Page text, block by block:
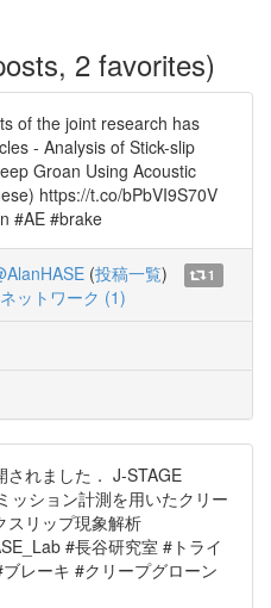
2 favorites)
of the joint research has
- Analysis of Stick-slip
Groan Using Acoustic
https://t.co/bPbVI9S70V
#AE #brake
(投稿一覧)
1
ットワーク (1)
れました． J-STAGE
ッション計測を用いたクリー
スリップ現象解析
#長谷研究室 #トライ
レーキ #クリープグローン